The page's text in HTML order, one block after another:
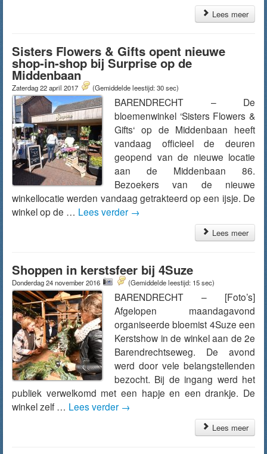
Lees meer
Sisters Flowers & Gifts opent nieuwe
shop-in-shop bij Surprise op de
Middenbaan
Zaterdag 22 april 2017 (Gemiddelde leestijd: 30 sec)
BARENDRECHT – De
bloemenwinkel ‘Sisters Flowers &
Gifts‘ op de Middenbaan heeft
vandaag officieel de deuren
geopend van de nieuwe locatie
aan de Middenbaan 86.
Bezoekers van de nieuwe
winkellocatie werden vandaag getrakteerd op een ijsje. De
winkel op de … Lees verder →
Lees meer
Shoppen in kerstsfeer bij 4Suze
Donderdag 24 november 2016 (Gemiddelde leestijd: 15 sec)
BARENDRECHT – [Foto’s]
Afgelopen maandagavond
organiseerde bloemist 4Suze een
Kerstshow in de winkel aan de 2e
Barendrechtseweg. De avond
werd door vele belangstellenden
bezocht. Bij de ingang werd het
publiek verwelkomd met een hapje en een drankje. De
winkel zelf … Lees verder →
Lees meer